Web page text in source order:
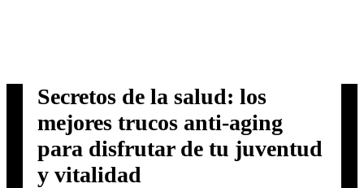
Secretos de la salud: los
mejores trucos anti-aging
para disfrutar de tu juventud
y vitalidad